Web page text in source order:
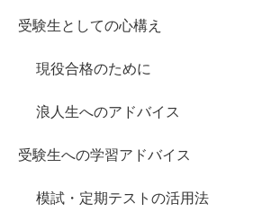
受験生としての心構え
現役合格のために
浪人生へのアドバイス
受験生への学習アドバイス
模試・定期テストの活用法